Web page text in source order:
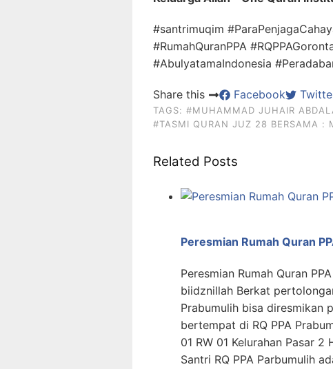
#santrimuqim
#RumahQuranPPA
#AbulyatamaIndonesia
Share this Facebook
TAGS: #MUHAMMAD JUHAIR
#TASMI QURAN JUZ 28 BERSAMA :
Related Posts
Peresmian Rumah Quran
Peresmian Rumah Quran
biidznillah Berkat
Prabumulih bisa diresmikan
bertempat di RQ PPA
01 RW 01 Kelurahan Pasar
Santri RQ PPA Parbumulih